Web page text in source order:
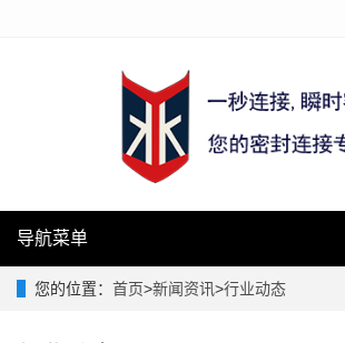
导航菜单
您的位置： 首页>新闻资讯>行业动态